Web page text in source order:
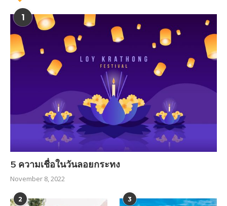
1
5 ความเชื่อในวันลอยกระทง
November 8, 2022
2 3